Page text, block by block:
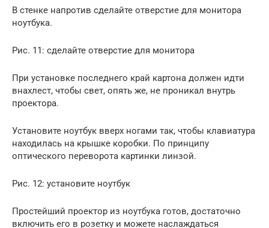
В стенке напротив сделайте отверстие для монитора
ноутбука.
Рис. 11: сделайте отверстие для монитора
При установке последнего край картона должен идти
внахлест, чтобы свет, опять же, не проникал внутрь
проектора.
Установите ноутбук вверх ногами так, чтобы клавиатура
находилась на крышке коробки. По принципу
оптического переворота картинки линзой.
Рис. 12: установите ноутбук
Простейший проектор из ноутбука готов, достаточно
включить его в розетку и можете наслаждаться